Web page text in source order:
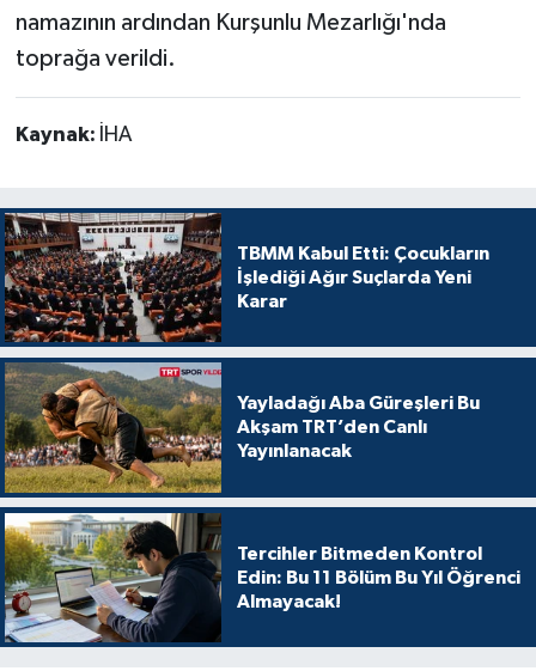
namazının ardından Kurşunlu Mezarlığı'nda
toprağa verildi.
Kaynak: İHA
TBMM Kabul Etti: Çocukların
İşlediği Ağır Suçlarda Yeni
Karar
Yayladağı Aba Güreşleri Bu
Akşam TRT’den Canlı
Yayınlanacak
Tercihler Bitmeden Kontrol
Edin: Bu 11 Bölüm Bu Yıl Öğrenci
Almayacak!